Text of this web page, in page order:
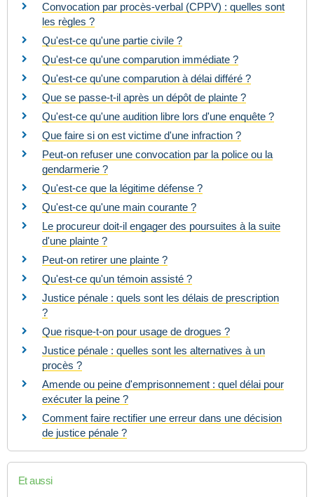
Convocation par procès-verbal (CPPV) : quelles sont
les règles ?
Qu'est-ce qu'une partie civile ?
Qu'est-ce qu'une comparution immédiate ?
Qu'est-ce qu'une comparution à délai différé ?
Que se passe-t-il après un dépôt de plainte ?
Qu'est-ce qu'une audition libre lors d'une enquête ?
Que faire si on est victime d'une infraction ?
Peut-on refuser une convocation par la police ou la
gendarmerie ?
Qu'est-ce que la légitime défense ?
Qu'est-ce qu'une main courante ?
Le procureur doit-il engager des poursuites à la suite
d'une plainte ?
Peut-on retirer une plainte ?
Qu'est-ce qu'un témoin assisté ?
Justice pénale : quels sont les délais de prescription
?
Que risque-t-on pour usage de drogues ?
Justice pénale : quelles sont les alternatives à un
procès ?
Amende ou peine d'emprisonnement : quel délai pour
exécuter la peine ?
Comment faire rectifier une erreur dans une décision
de justice pénale ?
Et aussi